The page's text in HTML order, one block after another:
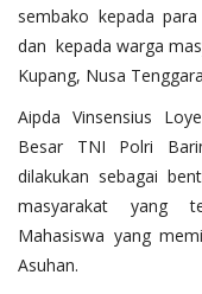
sembako kepada
dan kepada warga
Kupang, Nusa
Aipda Vinsensius
Besar TNI Polri
dilakukan sebagai
masyarakat yang
Mahasiswa yang
Asuhan.